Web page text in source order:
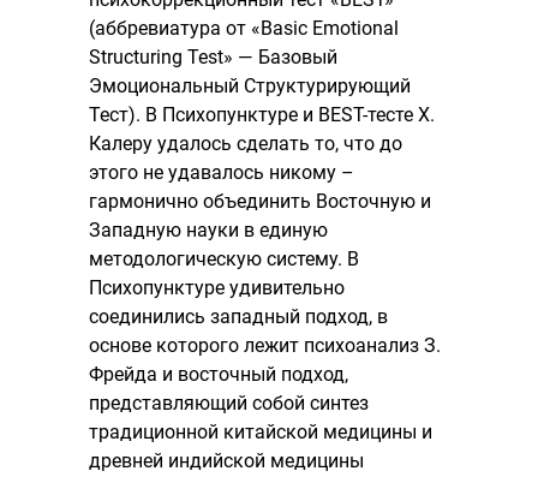
(аббревиатура от «Basic Emotional
Structuring Test» — Базовый
Эмоциональный Структурирующий
Тест). В Психопунктуре и BEST-тесте Х.
Калеру удалось сделать то, что до
этого не удавалось никому –
гармонично объединить Восточную и
Западную науки в единую
методологическую систему. В
Психопунктуре удивительно
соединились западный подход, в
основе которого лежит психоанализ З.
Фрейда и восточный подход,
представляющий собой синтез
традиционной китайской медицины и
древней индийской медицины